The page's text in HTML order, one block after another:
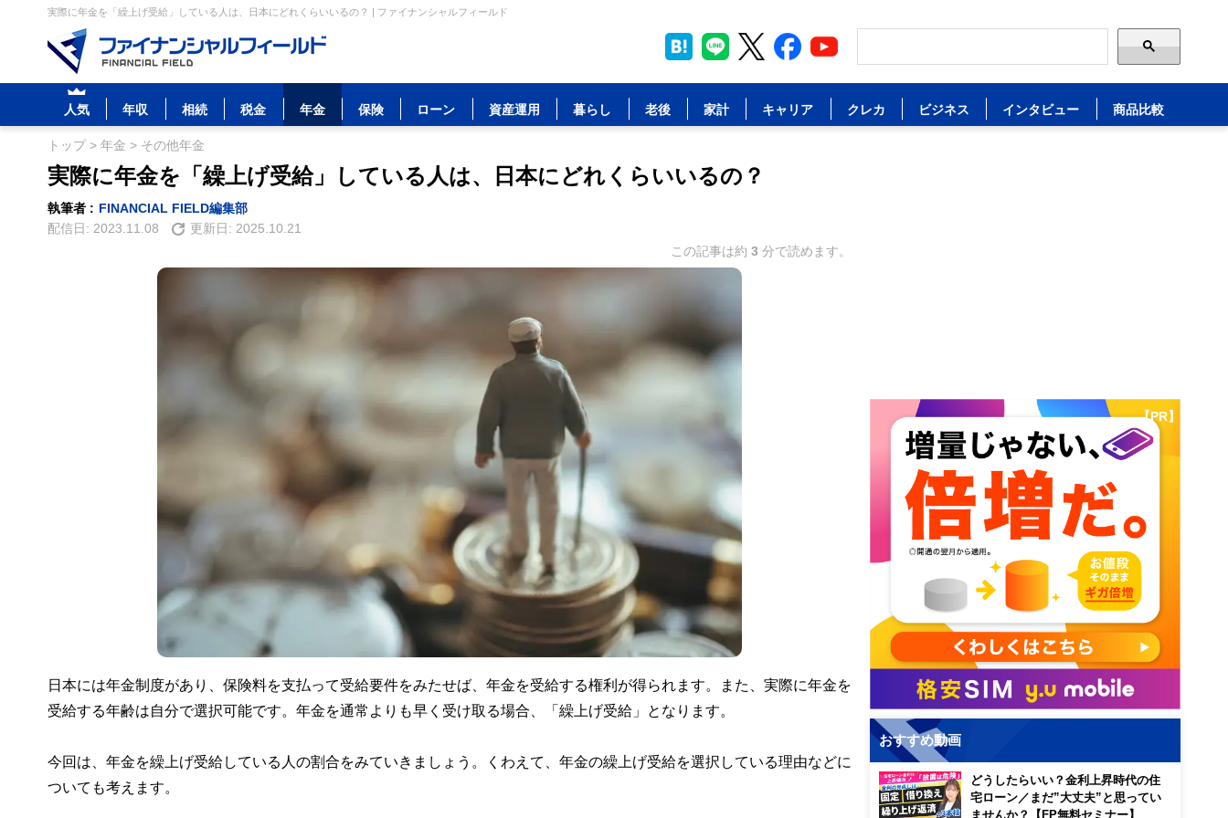
実際に年金を「繰上げ受給」している人は、日本にどれくらいいるの？ | ファイナンシャルフィールド
人気 年収 相続 税金 年金 保険 ローン 資産運用 暮らし 老後 家計 キャリア クレカ ビジネス インタビュー 商品比較
トップ> 年金 > その他年金
実際に年金を「繰上げ受給」している人は、日本にどれくらいいるの？
執筆者 : FINANCIAL FIELD編集部
配信日: 2023.11.08 更新日: 2025.10.21
この記事は約 3 分で読めます。
日本には年金制度があり、保険料を支払って受給要件をみたせば、年金を受給する権利が得られます。また、実際に年金を
受給する年齢は自分で選択可能です。年金を通常よりも早く受け取る場合、「繰上げ受給」となります。
今回は、年金を繰上げ受給している人の割合をみていきましょう。くわえて、年金の繰上げ受給を選択している理由などに
ついても考えます。
【PR】
おすすめ動画
どうしたらいい？金利上昇時代の住
宅ローン／まだ”大丈夫”と思ってい
ませんか？【FP無料セミナー】